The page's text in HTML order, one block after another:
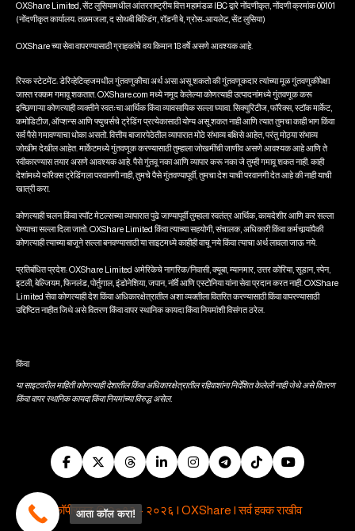
OXShare Limited, सेंट लुसियामधील आंतरराष्ट्रीय वित्त महामंडळ IBC द्वारे नोंदणीकृत, नोंदणी क्रमांक 00101
(नोंदणीकृत कार्यालय: तळमजला, द सोथबी बिल्डिंग, रॉडनी बे, ग्रोस-आयलेट, सेंट लुसिया)
OXShare च्या सेवा वापरण्यासाठी ग्राहकांचे वय किमान 18 वर्षे असणे आवश्यक आहे.
रिस्क स्टेटमेंट: डेरिव्हेटिव्हजमधील गुंतवणुकीचा अर्थ असा असू शकतो की गुंतवणूकदार त्यांच्या मूळ गुंतवणुकीपेक्षा
जास्त रक्कम गमावू शकतात. OXShare.com मध्ये नमूद केलेल्या कोणत्याही उत्पादनांमध्ये गुंतवणूक करू
इच्छिणाऱ्या कोणत्याही व्यक्तीने स्वतःचा आर्थिक किंवा व्यावसायिक सल्ला घ्यावा. सिक्युरिटीज, फॉरेक्स, स्टॉक मार्केट,
कमोडिटीज, ऑप्शन्स आणि फ्युचर्सचे ट्रेडिंग प्रत्येकासाठी योग्य असू शकत नाही आणि त्यात तुमचा काही भाग किंवा
सर्व पैसे गमावण्याचा धोका असतो. वित्तीय बाजारपेठेतील व्यापारात मोठे संभाव्य बक्षिसे आहेत, परंतु मोठ्या संभाव्य
जोखीम देखील आहेत. मार्केटमध्ये गुंतवणूक करण्यासाठी तुम्हाला जोखमींची जाणीव असणे आवश्यक आहे आणि ते
स्वीकारण्यास तयार असणे आवश्यक आहे. पैसे गुंतवू नका आणि व्यापार करू नका जे तुम्ही गमावू शकत नाही. काही
देशांमध्ये फॉरेक्स ट्रेडिंगला परवानगी नाही, तुमचे पैसे गुंतवण्यापूर्वी, तुमचा देश याची परवानगी देत आहे की नाही याची
खात्री करा.
कोणत्याही चलन किंवा स्पॉट मेटल्सच्या व्यापारात पुढे जाण्यापूर्वी तुम्हाला स्वतंत्र आर्थिक, कायदेशीर आणि कर सल्ला
घेण्याचा सल्ला दिला जातो. OXShare Limited किंवा त्‍याच्‍या सहयोगी, संचालक, अधिकारी किंवा कर्मचार्‍यांपैकी
कोणत्‍याही त्‍याच्‍या बाजूने सल्‍ला बनवण्‍यासाठी या साइटमध्‍ये काहीही वाचू नये किंवा त्याचा अर्थ लावला जाऊ नये.
प्रतिबंधित प्रदेश: OXShare Limited अमेरिकेचे नागरिक/निवासी, क्यूबा, म्यानमार, उत्तर कोरिया, सूडान, स्पेन,
इटली, बेल्जियम, फिनलंड, पोर्तुगाल, इंडोनेशिया, जपान, नॉर्वे आणि एस्टोनिया यांना सेवा प्रदान करत नाही. OXShare
Limited सेवा कोणत्याही देश किंवा अधिकारक्षेत्रातील अशा व्यक्तीला वितरित करण्यासाठी किंवा वापरण्यासाठी
उद्दिष्टित नाहीत जिथे असे वितरण किंवा वापर स्थानिक कायदा किंवा नियमांशी विसंगत ठरेल.
किंवा
या साइटवरील माहिती कोणत्याही देशातील किंवा अधिकारक्षेत्रातील रहिवाशांना निर्देशित केलेली नाही जेथे असे वितरण
किंवा वापर स्थानिक कायदा किंवा नियमांच्या विरुद्ध असेल.
कॉपीराइट © २०१३ - २०२६ | OXShare | सर्व हक्क राखीव
आता कॉल करा!